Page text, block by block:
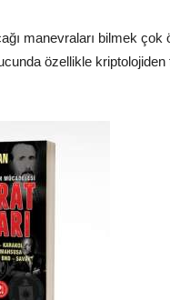
manevraları bilmek
özellikle kriptolojiden